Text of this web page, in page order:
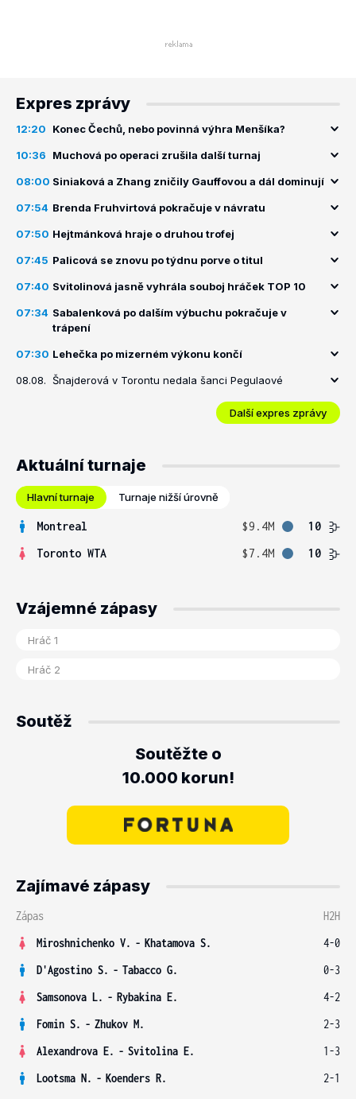
Expres zprávy
12:20 Konec Čechů, nebo povinná výhra Menšíka?
10:36 Muchová po operaci zrušila další turnaj
08:00 Siniaková a Zhang zničily Gauffovou a dál dominují
07:54 Brenda Fruhvirtová pokračuje v návratu
07:50 Hejtmánková hraje o druhou trofej
07:45 Palicová se znovu po týdnu porve o titul
07:40 Svitolinová jasně vyhrála souboj hráček TOP 10
07:34 Sabalenková po dalším výbuchu pokračuje v
trápení
07:30 Lehečka po mizerném výkonu končí
08.08. Šnajderová v Torontu nedala šanci Pegulaové
Další expres zprávy
Aktuální turnaje
Hlavní turnaje Turnaje nižší úrovně
Montreal $9.4M
10
Toronto WTA
$7.4M 10
Vzájemné zápasy
Soutěž
Soutěžte o
10.000 korun!
Zajímavé zápasy
Zápas
H2H
Miroshnichenko V. - Khatamova S.
4-0
D'Agostino S. - Tabacco G.
0-3
Samsonova L. - Rybakina E.
4-2
Fomin S. - Zhukov M.
2-3
Alexandrova E. - Svitolina E.
1-3
Lootsma N. - Koenders R. 2-1